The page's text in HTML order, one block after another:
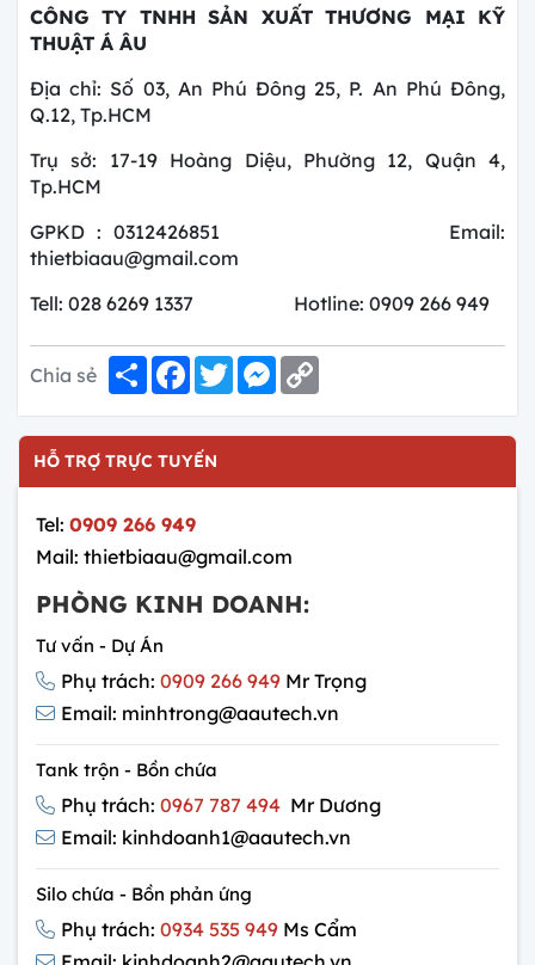
CÔNG TY TNHH SẢN XUẤT THƯƠNG MẠI KỸ
THUẬT Á ÂU
Địa chỉ: Số 03, An Phú Đông 25, P. An Phú Đông,
Q.12, Tp.HCM
Trụ sở: 17-19 Hoàng Diệu, Phường 12, Quận 4,
Tp.HCM
GPKD : 0312426851 Email:
thietbiaau@gmail.com
Tell: 028 6269 1337 Hotline: 0909 266 949
Chia sẻ ShareFacebook
TwitterMessenger
HỖ TRỢ TRỰC TUYẾN
Tel: 0909 266 949
Mail: thietbiaau@gmail.com
PHÒNG KINH DOANH:
Tư vấn - Dự Án
Phụ trách: 0909 266 949 Mr Trọng
Email: minhtrong@aautech.vn
Tank trộn - Bồn chứa
Phụ trách: 0967 787 494 Mr Dương
Email: kinhdoanh1@aautech.vn
Silo chứa - Bồn phản ứng
Phụ trách: 0934 535 949 Ms Cẩm